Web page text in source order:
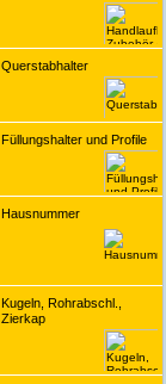
Querstabhalter
Füllungshalter und Profile
Hausnummer
Kugeln, Rohrabschl.,
Zierkap